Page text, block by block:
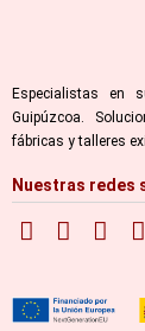
Especialistas en
Guipúzcoa.
fábricas y talleres
Nuestras redes